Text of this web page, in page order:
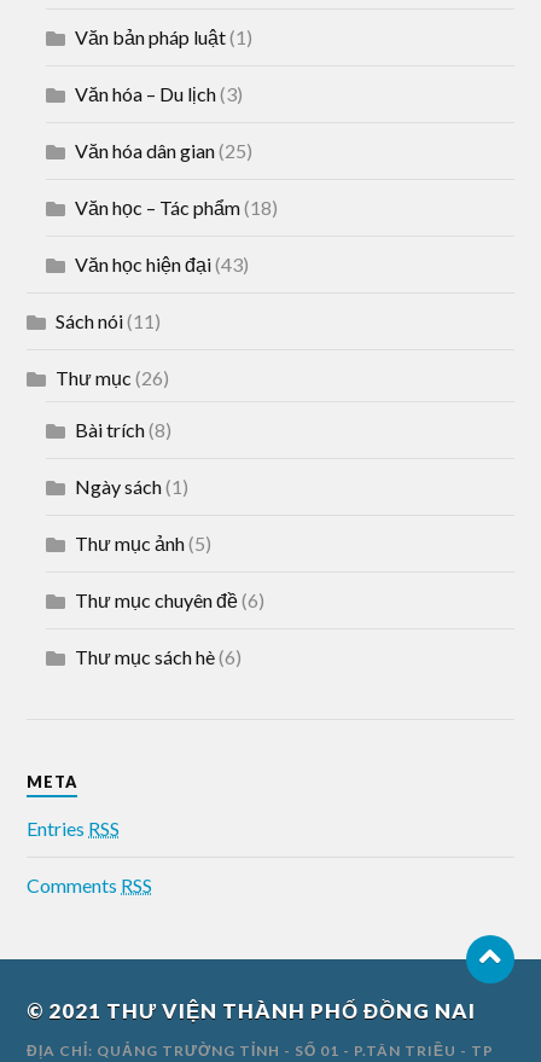
Văn bản pháp luật(1)
Văn hóa – Du lịch(3)
Văn hóa dân gian(25)
Văn học – Tác phẩm(18)
Văn học hiện đại(43)
Sách nói(11)
Thư mục (26)
Bài trích(8)
Ngày sách(1)
Thư mục ảnh(5)
Thư mục chuyên đề(6)
Thư mục sách hè(6)
META
Entries RSS
Comments RSS
© 2021 THƯ VIỆN THÀNH PHỐ ĐỒNG NAI
ĐỊA CHỈ: QUẢNG TRƯỜNG TỈNH - SỐ 01 - P.TÂN TRIỀU - TP